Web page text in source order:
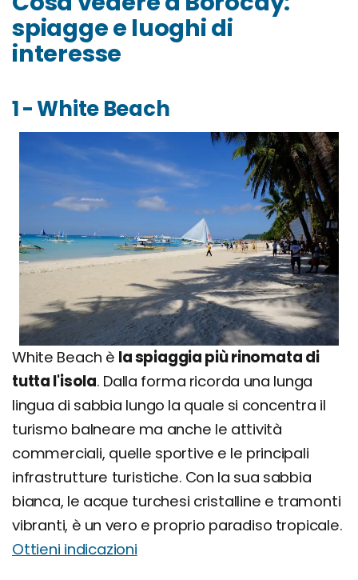
spiagge e luoghi di
interesse
1 - White Beach
White Beach è la spiaggia più rinomata di
tutta l'isola. Dalla forma ricorda una lunga
lingua di sabbia lungo la quale si concentra il
turismo balneare ma anche le attività
commerciali, quelle sportive e le principali
infrastrutture turistiche. Con la sua sabbia
bianca, le acque turchesi cristalline e tramonti
vibranti, è un vero e proprio paradiso tropicale.
Ottieni indicazioni